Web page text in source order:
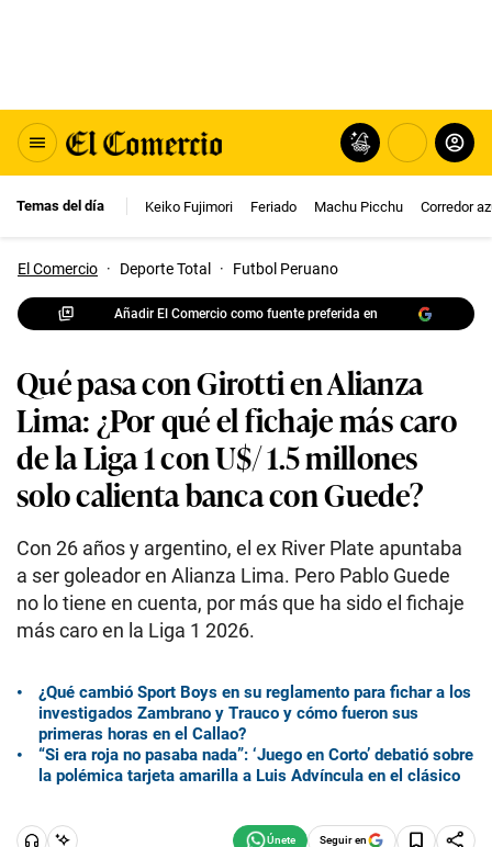
Temas del día Keiko Fujimori Feriado Machu Picchu Corredor
El Comercio · Deporte Total · Futbol Peruano
Añadir El Comercio como fuente preferida en
Qué pasa con Girotti en Alianza
Lima: ¿Por qué el fichaje más caro
de la Liga 1 con U$/ 1.5 millones
solo calienta banca con Guede?
Con 26 años y argentino, el ex River Plate apuntaba
a ser goleador en Alianza Lima. Pero Pablo Guede
no lo tiene en cuenta, por más que ha sido el fichaje
más caro en la Liga 1 2026.
¿Qué cambió Sport Boys en su reglamento para fichar a los
investigados Zambrano y Trauco y cómo fueron sus
primeras horas en el Callao?
“Si era roja no pasaba nada”: ‘Juego en Corto’ debatió sobre
la polémica tarjeta amarilla a Luis Advíncula en el clásico
Seguir en